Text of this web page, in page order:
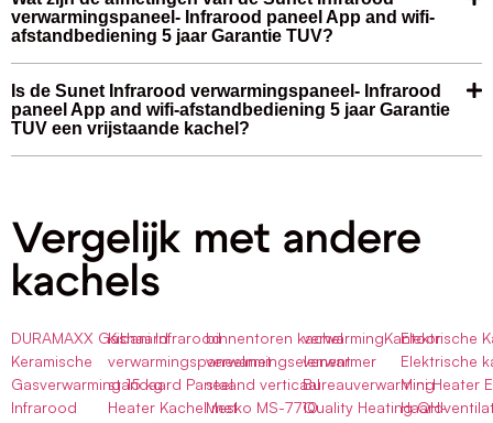
verwarmingspaneel- Infrarood paneel App and wifi-
afstandbediening 5 jaar Garantie TUV?
Is de Sunet Infrarood verwarmingspaneel- Infrarood
paneel App and wifi-afstandbediening 5 jaar Garantie
TUV een vrijstaande kachel?
Vergelijk met andere
kachels
DURAMAXX Gashaard
Keramische
Gasverwarming 15 kg
Infrarood
Kibani Infrarood
verwarmingspaneelmet
standaard Paneel
Heater Kachel met
binnentoren kachel
verwarmingselement
staand verticaal
Mesko MS-7710
verwarmingKantoor
verwarmer
Bureauverwarming
Quality Heating QH-
Elektrische
Elektrische
Mini Heater